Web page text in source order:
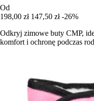
Od
198,00 zł 147,50 zł -26%
Odkryj zimowe buty CMP,
komfort i ochronę podczas